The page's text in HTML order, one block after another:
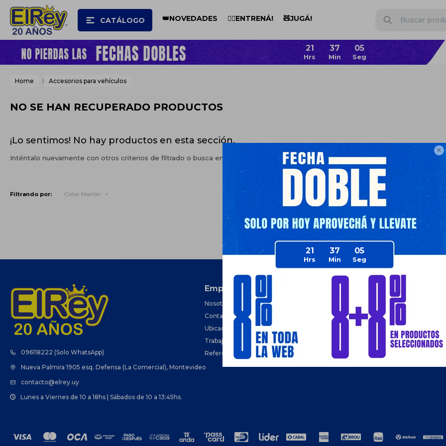

21 37 05
CATÁLOGO 👑NOVEDADES 🏋️‍♂️ENTRENÁ! 🧸JUGÁ!
Home Accesorios para vehículos
NO SE HAN RECUPERADO PRODUCTOS
¡Lo sentimos! No hay productos en esta sección.
Inténtalo nuevamente con otros criterios de filtrado o busca en otras secciones de nuestro catálogo.
Filtrando por: Color: Marrón
096118222 (Solo WhatsApp)
Nueva Palmira 1905 esq. Defensa (La Comercial), Montevideo
contacto@elrey.uy
Lunes a Viernes de 10 a 18hs | Sábados de 10 a 13:45hs.
Empresa
Nosotros
Contacto
Ubicación
Trabaja con nosotros
Referencias laborales
Términos y condiciones generales
TyC Promociones Medios de Pago